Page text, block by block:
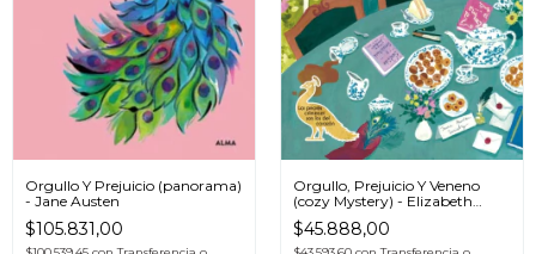
Orgullo Y Prejuicio (panorama)
- Jane Austen
$105.831,00
Orgullo, Prejuicio Y Veneno
(cozy Mystery) - Elizabeth
Blake
$45.888,00